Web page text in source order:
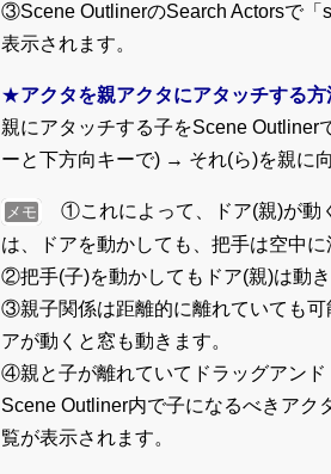
③Scene OutlinerのSearch Actorsで「
表示されます。
★アクタを親アクタにアタッチする方
親にアタッチする子をScene Outliner
ーと下方向キーで) → それ(ら)を親に
メモ
①これによって、ドア(親)が動
は、ドアを動かしても、把手は空中に
②把手(子)を動かしてもドア(親)は動き
③親子関係は距離的に離れていても
アが動くと窓も動きます。
④親と子が離れていてドラッグアン
Scene Outliner内で子になるべきア
覧が表示されます。